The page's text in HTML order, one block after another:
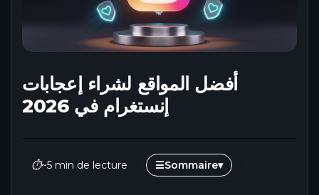
أفضل المواقع لشراء إعجابات
إنستغرام في 2026
⏱~5 min de lecture ☰Sommaire▾